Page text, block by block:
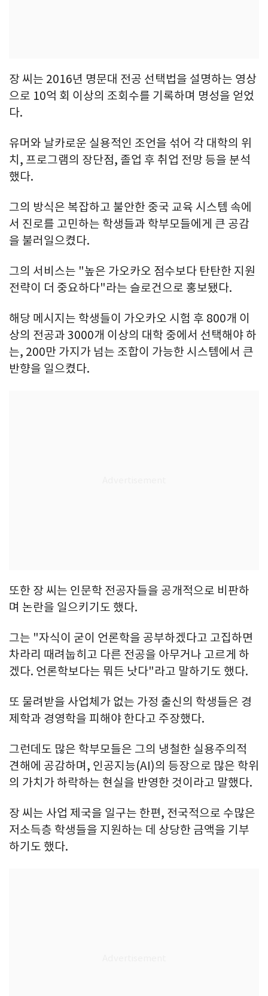
장 씨는 2016년 명문대 전공 선택법을 설명하는 영상
으로 10억 회 이상의 조회수를 기록하며 명성을 얻었
다.
유머와 날카로운 실용적인 조언을 섞어 각 대학의 위
치, 프로그램의 장단점, 졸업 후 취업 전망 등을 분석
했다.
그의 방식은 복잡하고 불안한 중국 교육 시스템 속에
서 진로를 고민하는 학생들과 학부모들에게 큰 공감
을 불러일으켰다.
그의 서비스는 "높은 가오카오 점수보다 탄탄한 지원
전략이 더 중요하다"라는 슬로건으로 홍보됐다.
해당 메시지는 학생들이 가오카오 시험 후 800개 이
상의 전공과 3000개 이상의 대학 중에서 선택해야 하
는, 200만 가지가 넘는 조합이 가능한 시스템에서 큰
반향을 일으켰다.
또한 장 씨는 인문학 전공자들을 공개적으로 비판하
며 논란을 일으키기도 했다.
그는 "자식이 굳이 언론학을 공부하겠다고 고집하면
차라리 때려눕히고 다른 전공을 아무거나 고르게 하
겠다. 언론학보다는 뭐든 낫다"라고 말하기도 했다.
또 물려받을 사업체가 없는 가정 출신의 학생들은 경
제학과 경영학을 피해야 한다고 주장했다.
그런데도 많은 학부모들은 그의 냉철한 실용주의적
견해에 공감하며, 인공지능(AI)의 등장으로 많은 학위
의 가치가 하락하는 현실을 반영한 것이라고 말했다.
장 씨는 사업 제국을 일구는 한편, 전국적으로 수많은
저소득층 학생들을 지원하는 데 상당한 금액을 기부
하기도 했다.